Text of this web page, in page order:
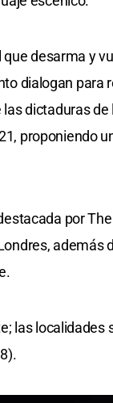
desarma y
dialogan para
dictaduras
proponiendo
por
además
las